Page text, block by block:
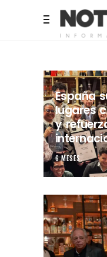
España
lugares
y
6 MESES.